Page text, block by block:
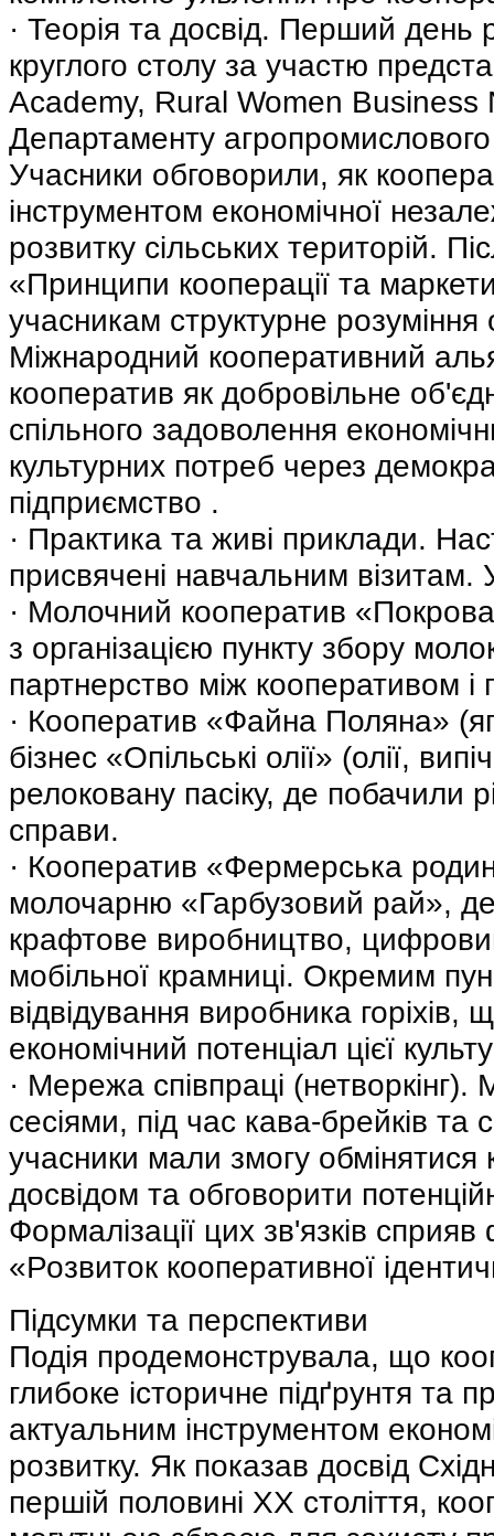
· Теорія та досвід. Перший день
круглого столу за участю
Academy, Rural Women Business
Департаменту
Учасники обговорили, як
інструментом економічної
розвитку сільських територій.
«Принципи кооперації та
учасникам структурне розуміння
Міжнародний кооперативний
кооператив як добровільне
спільного задоволення
культурних потреб через
підприємство .
· Практика та живі приклади.
присвячені навчальним візитам.
· Молочний кооператив
з організацією пункту збору
партнерство між кооперативом
· Кооператив «Файна Поляна»
бізнес «Опільські олії» (олії,
релоковану пасіку, де побачили
справи.
· Кооператив «Фермерська
молочарню «Гарбузовий рай»,
крафтове виробництво,
мобільної крамниці. Окремим
відвідування виробника горіхів,
економічний потенціал цієї
· Мережа співпраці
сесіями, під час кава-брейків та
учасники мали змогу обмінятися
досвідом та обговорити
Формалізації цих зв'язків сприяв
«Розвиток кооперативної
Підсумки та перспективи
Подія продемонструвала, що
глибоке історичне підґрунтя та
актуальним інструментом
розвитку. Як показав досвід
першій половині XX століття,